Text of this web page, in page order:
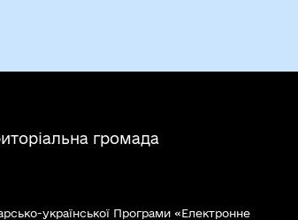
громада
української Програми «Електронне